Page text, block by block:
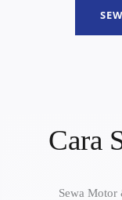
Cara
Sewa